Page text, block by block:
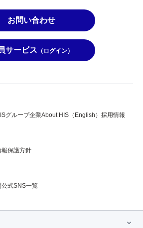
お問い合わせ
サービス （ログイン）
グループ企業About HIS（English） 採用情報
報保護方針
公式SNS一覧